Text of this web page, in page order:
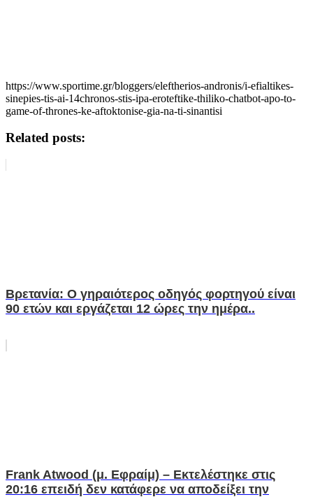
https://www.sportime.gr/bloggers/eleftherios-andronis/i-efialtikes-
sinepies-tis-ai-14chronos-stis-ipa-eroteftike-thiliko-chatbot-apo-to-
game-of-thrones-ke-aftoktonise-gia-na-ti-sinantisi
Related posts:
Βρετανία: Ο γηραιότερος οδηγός φορτηγού είναι
90 ετών και εργάζεται 12 ώρες την ημέρα..
Frank Atwood (μ. Εφραίμ) – Εκτελέστηκε στις
20:16 επειδή δεν κατάφερε να αποδείξει την